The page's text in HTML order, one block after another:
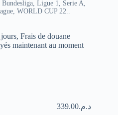
Ligue 1, Serie A,
WORLD CUP 22..
Frais de douane
maintenant au moment
د.م.339.00